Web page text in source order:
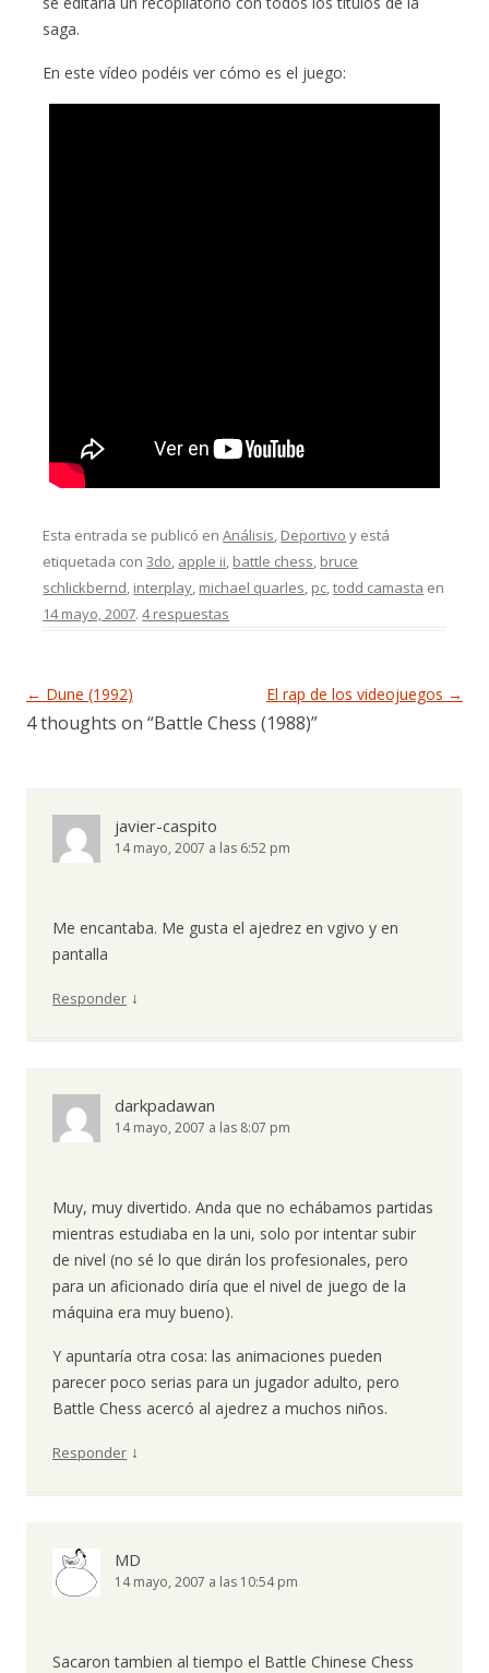
saga.
En este vídeo podéis ver cómo es el juego:
Esta entrada se publicó enAnálisis, Deportivo y está
etiquetada con3do, apple ii, battle chess, bruce
schlickbernd, interplay, michael quarles, pc,todd camasta en
14 mayo, 2007.4 respuestas
Navegación de entradas
← Dune (1992) El rap de los videojuegos →
4 thoughts on “Battle Chess (1988)”
javier-caspito
14 mayo, 2007 a las 6:52 pm
Me encantaba. Me gusta el ajedrez en vgivo y en
pantalla
Responder ↓
darkpadawan
14 mayo, 2007 a las 8:07 pm
Muy, muy divertido. Anda que no echábamos partidas
mientras estudiaba en la uni, solo por intentar subir
de nivel (no sé lo que dirán los profesionales, pero
para un aficionado diría que el nivel de juego de la
máquina era muy bueno).
Y apuntaría otra cosa: las animaciones pueden
parecer poco serias para un jugador adulto, pero
Battle Chess acercó al ajedrez a muchos niños.
Responder ↓
MD
14 mayo, 2007 a las 10:54 pm
Sacaron tambien al tiempo el Battle Chinese Chess